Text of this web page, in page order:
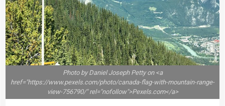
Photo by Daniel Joseph Petty on <a
href="https://www.pexels.com/photo/canada-flag-with-mountain-range-
view-756790/" rel="nofollow">Pexels.com</a>